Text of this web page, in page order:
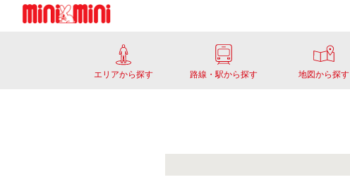
エリアから探す 路線・駅から探す 地図から探す